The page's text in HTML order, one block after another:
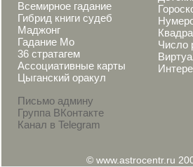
Всемирное гадание
Гибрид книги судеб
Маджонг
Гадание Мо
36 стратагем
Ассоциативные карты
Цыганский оракул
Письмо админу
Группа ВКонтакте
Канал в Telegram
Число
© www.astrocentr.ru